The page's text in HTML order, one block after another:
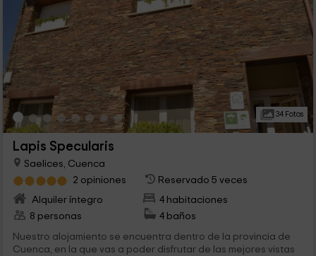
34 Fotos
Lapis Specularis
Saelices, Cuenca
2 opiniones
Reservado 5 veces
Alquiler íntegro
4 habitaciones
8 personas
4 baños
Nuestro alojamiento se encuentra dentro de la provincia de
Cuenca, en la que vas a poder disfrutar de las mejores vistas